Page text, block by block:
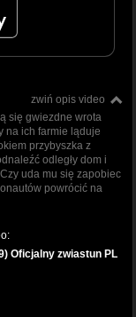
zwiń opis video
się gwiezdne wrota
na ich farmie ląduje
przybyszka z
odległy dom i
uda mu się zapobiec
powrócić na
Oficjalny zwiastun PL